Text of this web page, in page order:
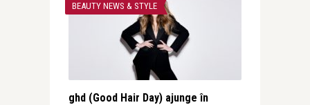
BEAUTY NEWS & STYLE
ghd (Good Hair Day) ajunge în